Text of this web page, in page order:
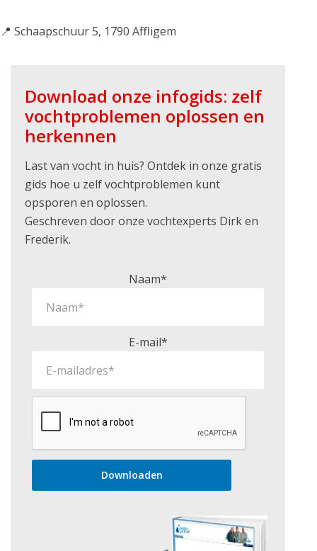
📍 Schaapschuur 5, 1790 Affligem
Download onze infogids: zelf
vochtproblemen oplossen en
herkennen
Last van vocht in huis? Ontdek in onze gratis
gids hoe u zelf vochtproblemen kunt
opsporen en oplossen.
Geschreven door onze vochtexperts Dirk en
Frederik.
Naam*
E-mail*